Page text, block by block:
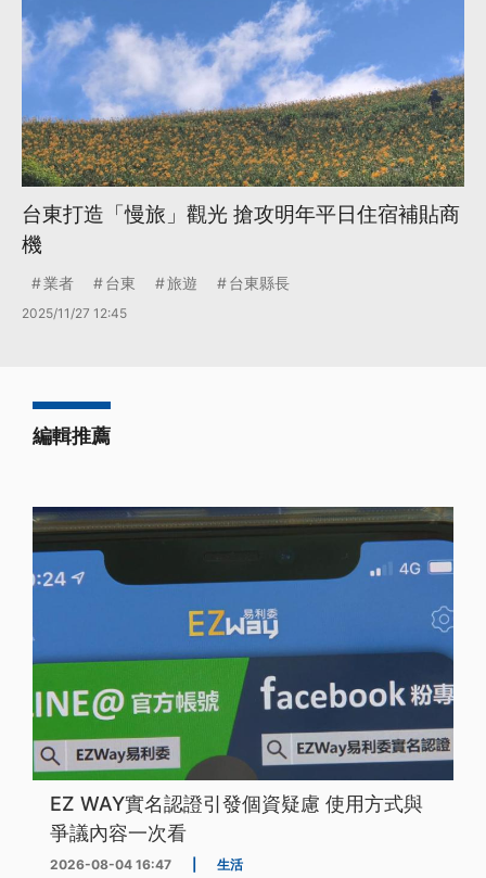
台東打造「慢旅」觀光 搶攻明年平日住宿補貼商
機
業者 台東 旅遊 台東縣長
2025/11/27 12:45
編輯推薦
EZ WAY實名認證引發個資疑慮 使用方式與
爭議內容一次看
2026-08-04 16:47 生活